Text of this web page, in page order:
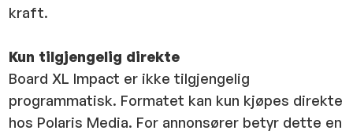
kraft.
Kun tilgjengelig direkte
Board XL Impact er ikke tilgjengelig
programmatisk. Formatet kan kun kjøpes direkte
hos Polaris Media. For annonsører betyr dette en